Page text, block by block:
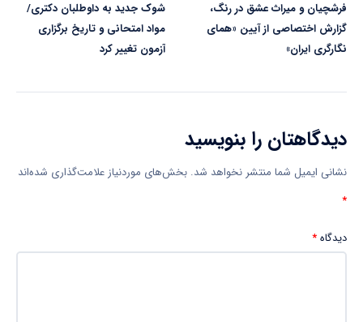
فرشچیان و میراث عشق در رنگ،
گزارش اختصاصی از آیین «همای
نگارگری ایران»
شوک جدید به داوطلبان دکتری/
مواد امتحانی و تاریخ برگزاری
آزمون تغییر کرد
دیدگاهتان را بنویسید
نشانی ایمیل شما منتشر نخواهد شد. بخش‌های موردنیاز علامت‌گذاری شده‌اند
*
دیدگاه*